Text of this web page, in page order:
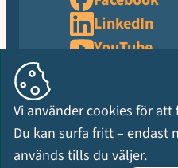
LinkedIn
YouTube
Vi använder cookies för
Du kan surfa fritt – endast
används tills du väljer.